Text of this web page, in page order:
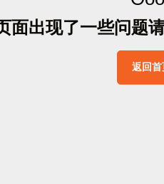
面出现了一些问题
返回首